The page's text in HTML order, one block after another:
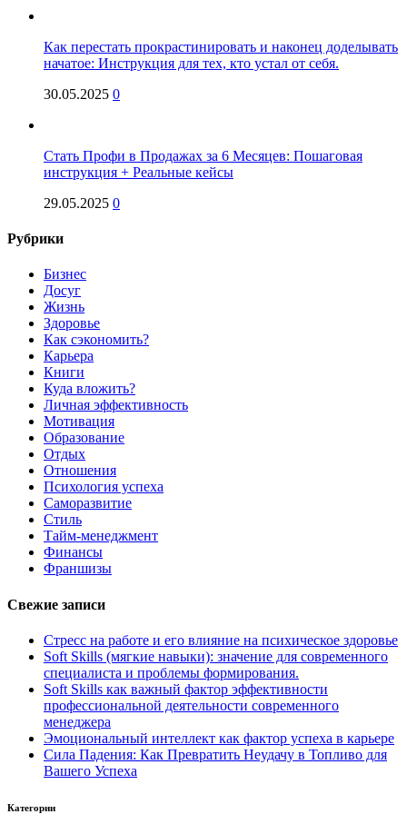
Как перестать прокрастинировать и наконец доделывать
начатое: Инструкция для тех, кто устал от себя.
30.05.2025 0
Стать Профи в Продажах за 6 Месяцев: Пошаговая
инструкция + Реальные кейсы
29.05.2025 0
Рубрики
Бизнес
Досуг
Жизнь
Здоровье
Как сэкономить?
Карьера
Книги
Куда вложить?
Личная эффективность
Мотивация
Образование
Отдых
Отношения
Психология успеха
Саморазвитие
Стиль
Тайм-менеджмент
Финансы
Франшизы
Свежие записи
Стресс на работе и его влияние на психическое здоровье
Soft Skills (мягкие навыки): значение для современного
специалиста и проблемы формирования.
Soft Skills как важный фактор эффективности
профессиональной деятельности современного
менеджера
Эмоциональный интеллект как фактор успеха в карьере
Сила Падения: Как Превратить Неудачу в Топливо для
Вашего Успеха
Категории